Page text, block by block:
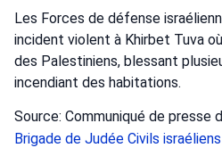
Les Forces de défense
incident violent à Khirbet Tuva
des Palestiniens, blessant
incendiant des habitations.
Source: Communiqué de presse
Brigade de Judée Civils israéliens